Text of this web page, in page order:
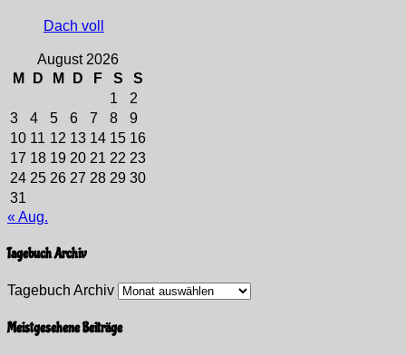
Dach voll
August 2026
M
D M D F S
S
1
2
3
4 5 6 7 8
9
10 11 12 13 14 15 16
17 18 19 20 21 22 23
24 25 26 27 28 29 30
31
« Aug.
Tagebuch Archiv
Tagebuch Archiv
Meistgesehene Beiträge